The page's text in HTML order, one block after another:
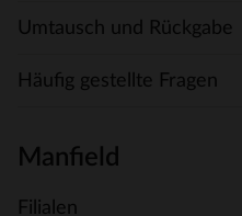
Umtausch und Rückgabe
Häufig gestellte Fragen
Manfield
Filialen